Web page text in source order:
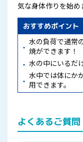
気な身体作りを始め
おすすめポイント
水の負荷で通常
焼ができます！
水の中にいるだ
水中では体にか
用できます。
よくあるご質問